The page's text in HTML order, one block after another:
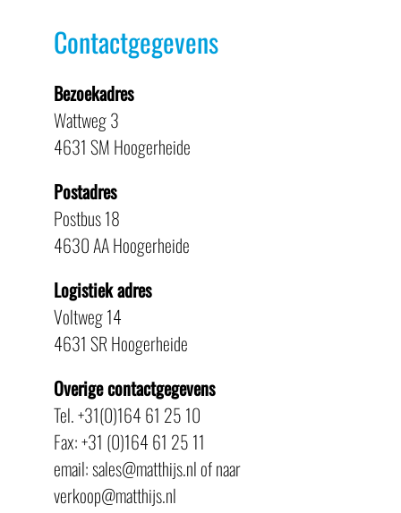
Contactgegevens
Bezoekadres
Wattweg 3
4631 SM Hoogerheide
Postadres
Postbus 18
4630 AA Hoogerheide
Logistiek adres
Voltweg 14
4631 SR Hoogerheide
Overige contactgegevens
Tel. +31(0)164 61 25 10
Fax: +31 (0)164 61 25 11
email: sales@matthijs.nl of naar
verkoop@matthijs.nl